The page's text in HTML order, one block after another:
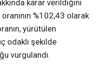
karar verildiğini
%102,43 olarak
yürütülen
odaklı şekilde
vurgulandı.